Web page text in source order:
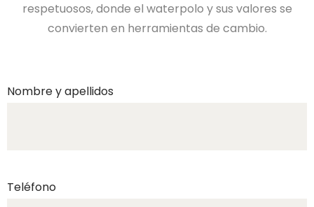
respetuosos, donde el waterpolo y sus valores se
convierten en herramientas de cambio.
Nombre y apellidos
Teléfono